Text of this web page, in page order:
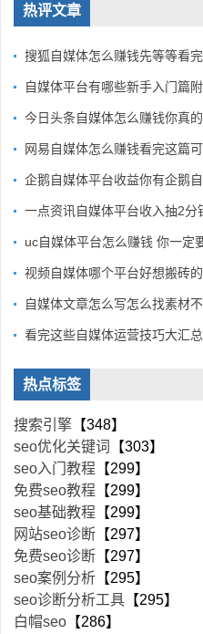
热评文章
搜狐自媒体怎么赚钱先等等看
自媒体平台有哪些新手入门篇
今日头条自媒体怎么赚钱你真
网易自媒体怎么赚钱看完这篇
企鹅自媒体平台收益你有企鹅
一点资讯自媒体平台收入抽2分
uc自媒体平台怎么赚钱 你一定
视频自媒体哪个平台好想搬砖
自媒体文章怎么写怎么找素材不
看完这些自媒体运营技巧大汇总
热点标签
搜索引擎 【348】
seo优化关键词
【303】
seo入门教程 【299】
免费seo教程 【299】
seo基础教程 【299】
网站seo诊断 【297】
免费seo诊断 【297】
seo案例分析 【295】
seo诊断分析工具 【295】
白帽seo 【286】